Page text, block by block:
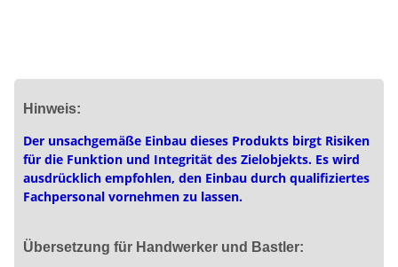
Hinweis:
Der unsachgemäße Einbau dieses Produkts birgt Risiken
für die Funktion und Integrität des Zielobjekts. Es wird
ausdrücklich empfohlen, den Einbau durch qualifiziertes
Fachpersonal vornehmen zu lassen.
Übersetzung für Handwerker und Bastler: